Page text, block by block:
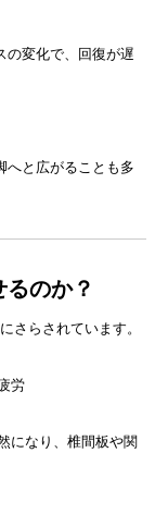
変化で、回復が遅
と広がることも多
のか？
さらされています。
労
になり、椎間板や関